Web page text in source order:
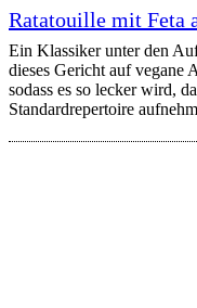
Ratatouille mit Feta
Ein Klassiker unter den
dieses Gericht auf vegane
sodass es so lecker wird,
Standardrepertoire